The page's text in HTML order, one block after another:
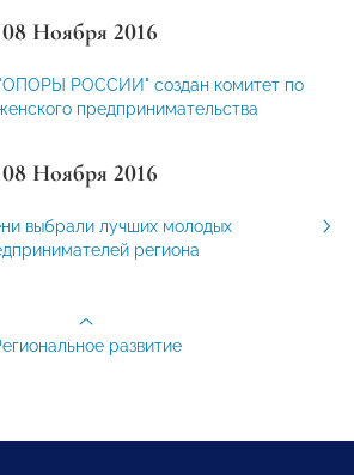
08 Ноября 2016
РОССИИ" создан комитет по
предпринимательства
08 Ноября 2016
выбрали лучших молодых
региона
развитие